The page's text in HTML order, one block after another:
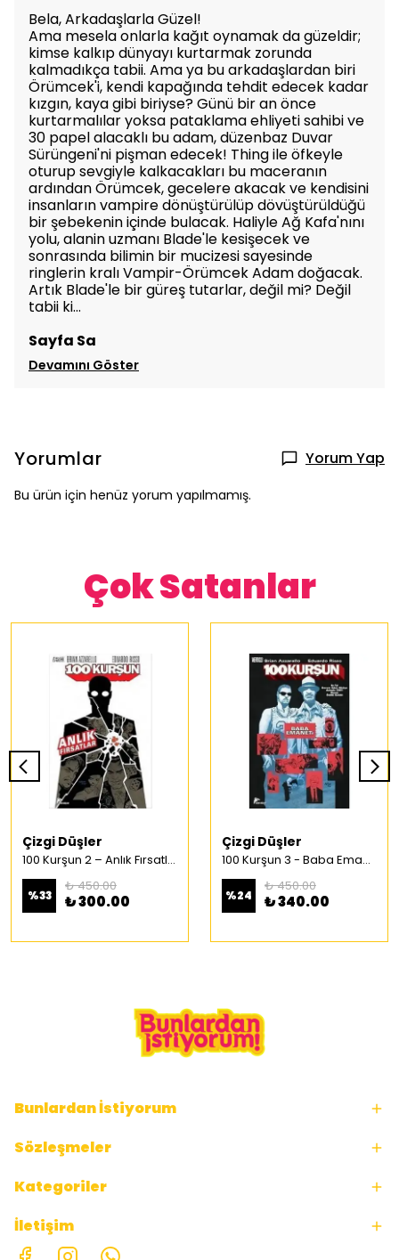
Bela, Arkadaşlarla Güzel!
Ama mesela onlarla kağıt oynamak da güzeldir;
kimse kalkıp dünyayı kurtarmak zorunda
kalmadıkça tabii. Ama ya bu arkadaşlardan biri
Örümcek'i, kendi kapağında tehdit edecek kadar
kızgın, kaya gibi biriyse? Günü bir an önce
kurtarmalılar yoksa pataklama ehliyeti sahibi ve
30 papel alacaklı bu adam, düzenbaz Duvar
Sürüngeni'ni pişman edecek! Thing ile öfkeyle
oturup sevgiyle kalkacakları bu maceranın
ardından Örümcek, gecelere akacak ve kendisini
insanların vampire dönüştürülüp dövüştürüldüğü
bir şebekenin içinde bulacak. Haliyle Ağ Kafa'nını
yolu, alanin uzmanı Blade'le kesişecek ve
sonrasında bilimin bir mucizesi sayesinde
ringlerin kralı Vampir-Örümcek Adam doğacak.
Artık Blade'le bir güreş tutarlar, değil mi? Değil
tabii ki...
Sayfa Sa
Devamını Göster
Yorumlar Yorum Yap
Bu ürün için henüz yorum yapılmamış.
Çok Satanlar
Çizgi Düşler
100 Kurşun 2 – Anlık Fırsatlar Türkçe Çizgi Roman
%33
₺ 450.00
₺ 300.00
Çizgi Düşler
100 Kurşun 3 - Baba Emaneti Türkçe Çizgi Roman
%24
₺ 450.00
₺ 340.00
Bunlardan İstiyorum
Sözleşmeler
Kategoriler
İletişim